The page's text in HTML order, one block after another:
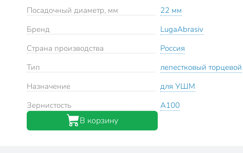
Посадочный диаметр, мм
22 мм
Бренд
LugaAbrasiv
Страна производства
Россия
Тип
лепестковый торцевой
Назначение
для УШМ
Зернистость
A100
В корзину